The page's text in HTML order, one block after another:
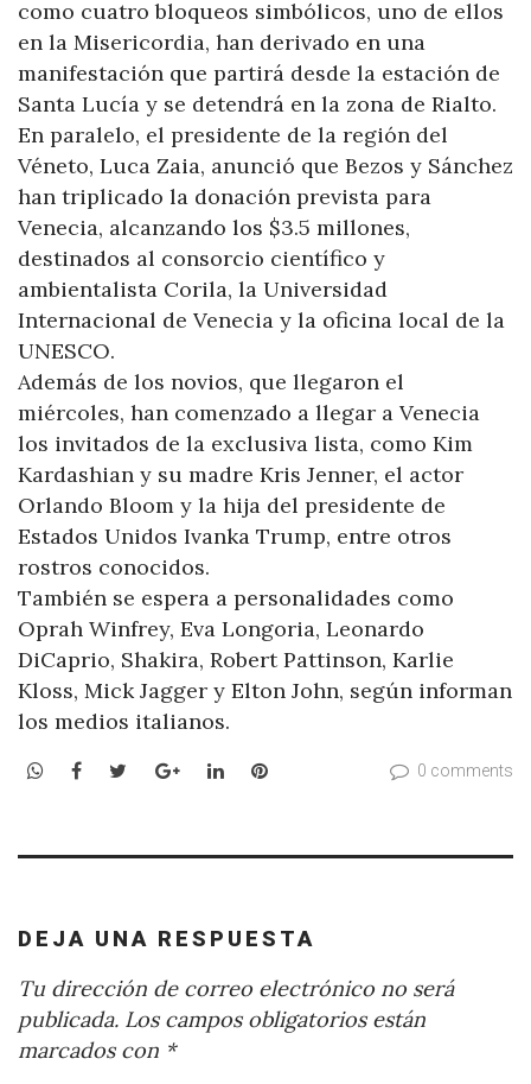
como cuatro bloqueos simbólicos, uno de ellos
en la Misericordia, han derivado en una
manifestación que partirá desde la estación de
Santa Lucía y se detendrá en la zona de Rialto.
En paralelo, el presidente de la región del
Véneto, Luca Zaia, anunció que Bezos y Sánchez
han triplicado la donación prevista para
Venecia, alcanzando los $3.5 millones,
destinados al consorcio científico y
ambientalista Corila, la Universidad
Internacional de Venecia y la oficina local de la
UNESCO.
Además de los novios, que llegaron el
miércoles, han comenzado a llegar a Venecia
los invitados de la exclusiva lista, como Kim
Kardashian y su madre Kris Jenner, el actor
Orlando Bloom y la hija del presidente de
Estados Unidos Ivanka Trump, entre otros
rostros conocidos.
También se espera a personalidades como
Oprah Winfrey, Eva Longoria, Leonardo
DiCaprio, Shakira, Robert Pattinson, Karlie
Kloss, Mick Jagger y Elton John, según informan
los medios italianos.
WhatsApp
Facebook
TwitterGoogle+LinkedInPinterest 0 comments
DEJA UNA RESPUESTA
Tu dirección de correo electrónico no será
publicada. Los campos obligatorios están
marcados con *